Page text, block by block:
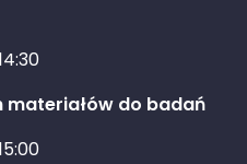
materiałów do badań